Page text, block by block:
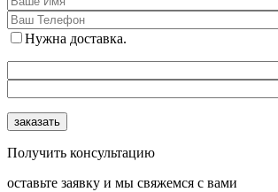
Нужна доставка.
Получить консультацию
оcтавьте заявку и мы свяжемся с вами